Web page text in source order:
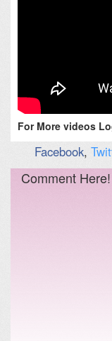
For More videos
Facebook,
Comment Here!